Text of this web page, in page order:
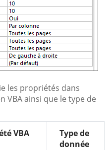
les propriétés dans
VBA ainsi que le type de
VBA
Type de
donnée